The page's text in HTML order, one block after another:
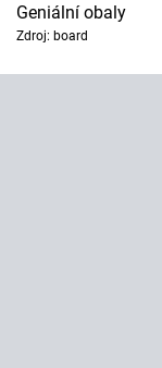
Geniální obaly
Zdroj: board